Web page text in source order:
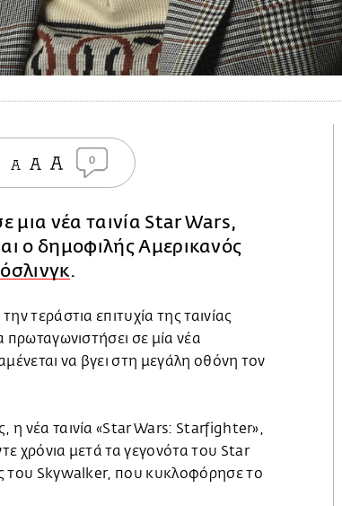
0
μια νέα ταινία Star Wars,
ο δημοφιλής Αμερικανός
.
τεράστια επιτυχία της ταινίας
πρωταγωνιστήσει σε μία νέα
να βγει στη μεγάλη οθόνη τον
η νέα ταινία «Star Wars: Starfighter»,
χρόνια μετά τα γεγονότα του Star
του Skywalker, που κυκλοφόρησε το